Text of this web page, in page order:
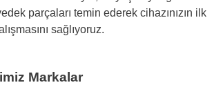
parçaları temin ederek cihazınızın ilk
sağlıyoruz.
Markalar